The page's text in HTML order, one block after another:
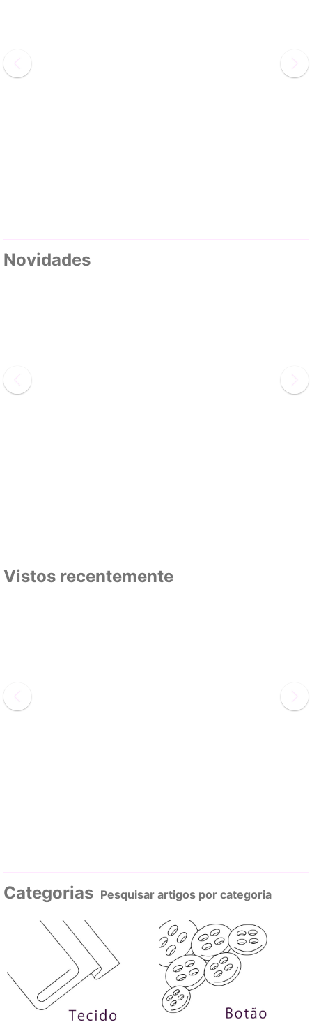
Novidades
Vistos recentemente
Categorias Pesquisar artigos por categoria